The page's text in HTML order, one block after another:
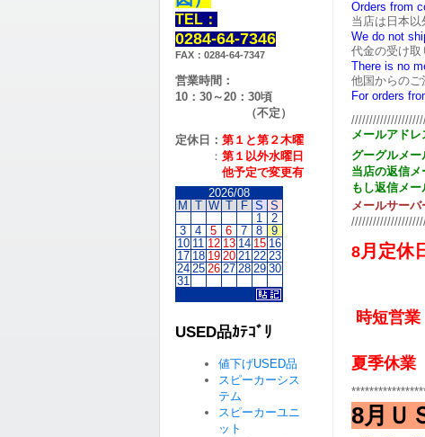
Orders from
当店は日本
We do not
代金の受け取
There is no
他国からのご
For orders
メールアドレ
グーグルメー
当店の返信メ
もし返信メー
メールサー
8月定休
時短営
夏季休業
8月Ｕ
TEL：
0284-64-7346
FAX：0284-64-7347
営業時間：
10：30～20：30頃
（不定）
定休日： 第１と第２木曜
： 第１以外水曜日
他予定で変更有
2026/08
M
T W T F S S
1
2
3
4 5 6 7 8
9
10 11 12 13 14 15 16
17 18 19 20 21 22 23
24 25 26 27 28 29 30
31
USED品ｶﾃｺﾞﾘ
値下げUSED品
スピーカーシス
テム
スピーカーユニ
ット